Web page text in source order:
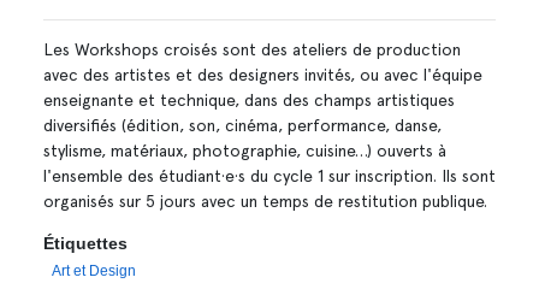
Les Workshops croisés sont des ateliers de production
avec des artistes et des designers invités, ou avec l'équipe
enseignante et technique, dans des champs artistiques
diversifiés (édition, son, cinéma, performance, danse,
stylisme, matériaux, photographie, cuisine…) ouverts à
l'ensemble des étudiant·e·s du cycle 1 sur inscription. Ils sont
organisés sur 5 jours avec un temps de restitution publique.
Étiquettes
Art et Design